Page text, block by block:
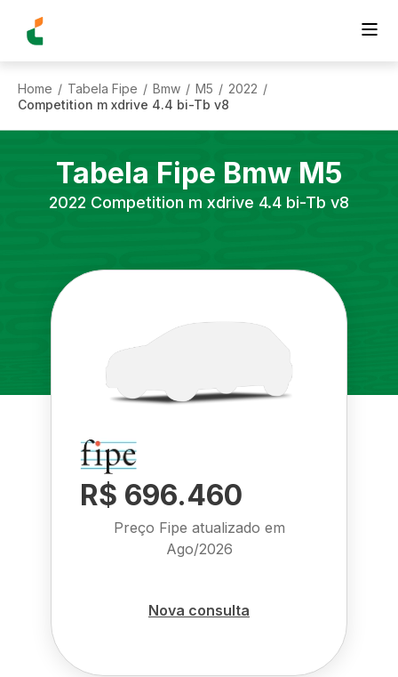
Home / Tabela Fipe / Bmw / M5 / 2022 /
Competition m xdrive 4.4 bi-Tb v8
Tabela Fipe Bmw M5
2022 Competition m xdrive 4.4 bi-Tb v8
R$ 696.460
Preço Fipe atualizado em
Ago/2026
Nova consulta